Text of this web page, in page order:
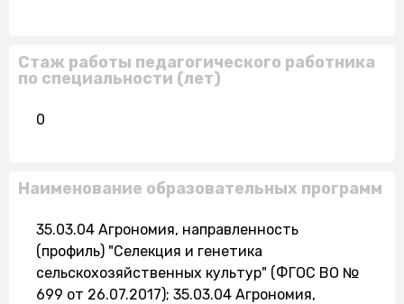
Стаж работы педагогического работника
по специальности (лет)
0
Наименование образовательных программ
35.03.04 Агрономия, направленность
(профиль) "Селекция и генетика
сельскохозяйственных культур" (ФГОС ВО №
699 от 26.07.2017); 35.03.04 Агрономия,